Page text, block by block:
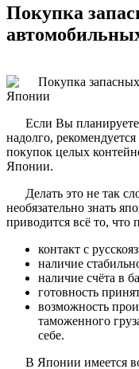
Покупка
Если Вы планируете
надолго,
покупок целых
Японии.
Делать это не так
необязательно знать
приводится всё то, что
контакт с
наличие
наличие счёта в
готовность
возможность
таможенного
себе.
В Японии имеется